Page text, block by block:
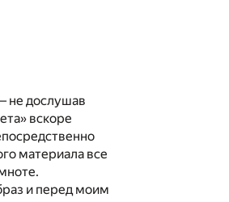
не дослушав
вскоре
материала все
и перед моим